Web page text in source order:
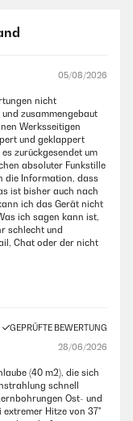
05/08/2026
nicht
zusammengebaut
Werksseitigen
und geklappert
zurückgesendet um
absoluter Funkstille
die Information, dass
ist bisher auch nach
ich das Gerät nicht
ich sagen kann ist,
schlecht und
Chat oder der nicht
GEPRÜFTE BEWERTUNG
28/06/2026
(40 m2), die sich
schnell
Ost- und
Hitze von 37°